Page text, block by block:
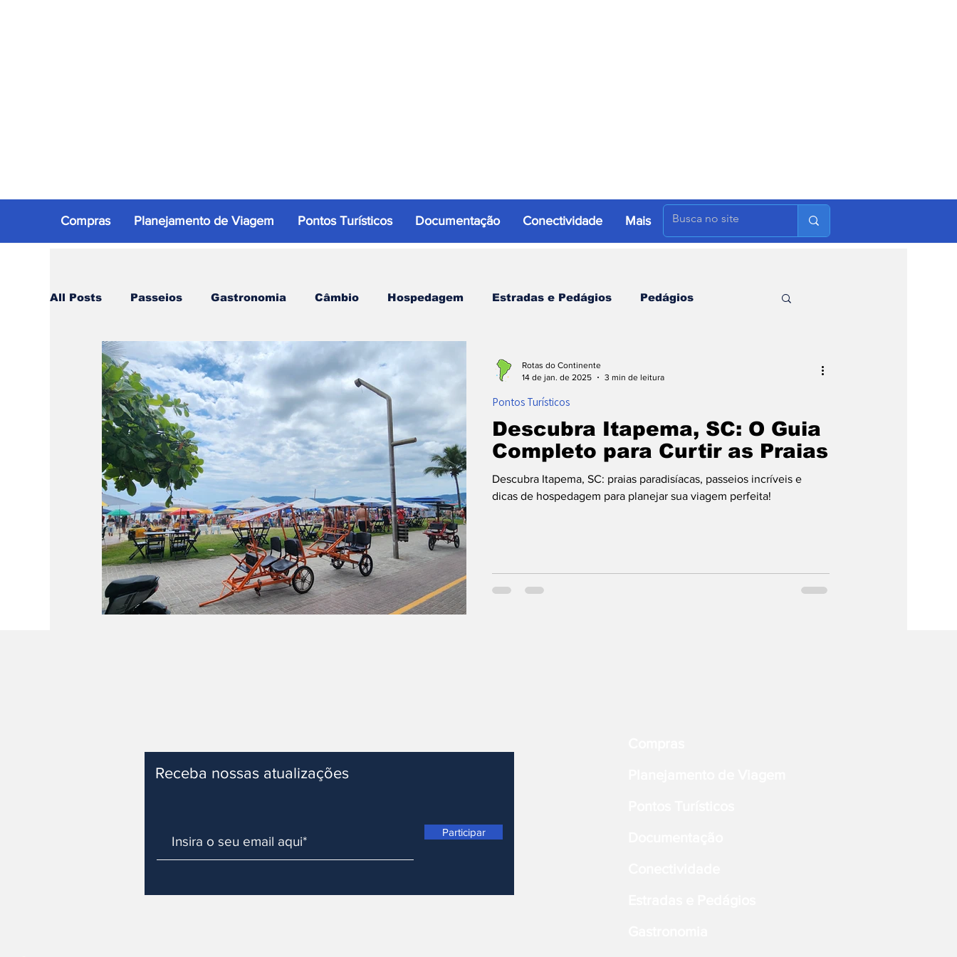
Compras Planejamento de Viagem Pontos Turísticos Documentação Conectividade Mais
All Posts Passeios Gastronomia Câmbio Hospedagem Estradas e Pedágios Pedágios
Conectividade Documentação Pontos Turísticos
Curiosidades Ferrovias Dicas de Voo Destinos
Descubra Itapema, SC: O Guia
Completo para Curtir as Praias
Descubra Itapema, SC: praias paradisíacas, passeios incríveis e
dicas de hospedagem para planejar sua viagem perfeita!
Pontos Turísticos
Rotas do Continente
14 de jan. de 2025
3 min de leitura
Receba nossas atualizações
Participar